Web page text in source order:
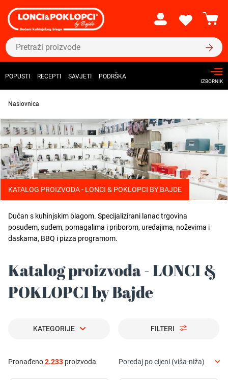
POPUSTI RECEPTI SAVJETI PODRŠKA
IZBORNIK
Naslovnica
KATALOG PROIZVODA - LONCI & POKLOPCI BY BAJDE
Dućan s kuhinjskim blagom. Specijalizirani lanac trgovina
posuđem, suđem, pomagalima i priborom, uređajima, noževima i
daskama, BBQ i pizza programom.
Katalog proizvoda - LONCI &
POKLOPCI by Bajde
KATEGORIJE FILTERI
Pronađeno2.233 proizvoda Poredaj po cijeni (viša-niža)